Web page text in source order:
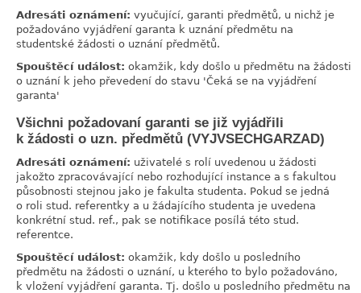
Adresáti oznámení: vyučující, garanti předmětů, u nichž je
požadováno vyjádření garanta k uznání předmětu na
studentské žádosti o uznání předmětů.
Spouštěcí událost: okamžik, kdy došlo u předmětu na žádosti
o uznání k jeho převedení do stavu 'Čeká se na vyjádření
garanta'
Všichni požadovaní garanti se již vyjádřili
k žádosti o uzn. předmětů (VYJVSECHGARZAD)
Adresáti oznámení: uživatelé s rolí uvedenou u žádosti
jakožto zpracovávající nebo rozhodující instance a s fakultou
působnosti stejnou jako je fakulta studenta. Pokud se jedná
o roli stud. referentky a u žádajícího studenta je uvedena
konkrétní stud. ref., pak se notifikace posílá této stud.
referentce.
Spouštěcí událost: okamžik, kdy došlo u posledního
předmětu na žádosti o uznání, u kterého to bylo požadováno,
k vložení vyjádření garanta. Tj. došlo u posledního předmětu na